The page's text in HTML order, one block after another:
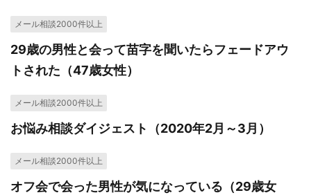
メール相談2000件以上
29歳の男性と会って苗字を聞いたらフェードアウ
トされた（47歳女性）
メール相談2000件以上
お悩み相談ダイジェスト（2020年2月～3月）
メール相談2000件以上
オフ会で会った男性が気になっている（29歳女